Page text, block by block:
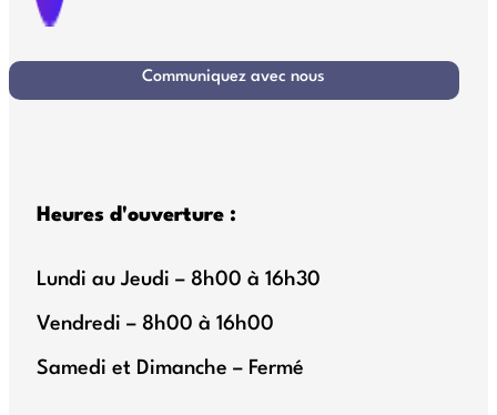
Communiquez avec nous
Heures d'ouverture :
Lundi au Jeudi – 8h00 à 16h30
Vendredi – 8h00 à 16h00
Samedi et Dimanche – Fermé